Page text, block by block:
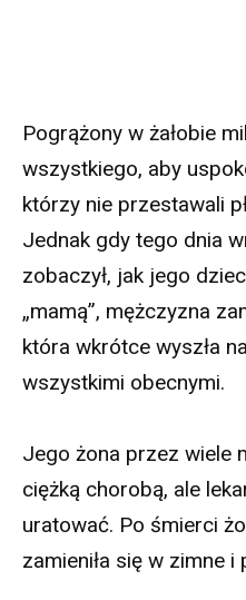
Pogrążony w żałobie
wszystkiego, aby
którzy nie przestawali
Jednak gdy tego dnia
zobaczył, jak jego
„mamą”, mężczyzna
która wkrótce wyszła
wszystkimi obecnymi.
Jego żona przez wiele
ciężką chorobą, ale
uratować. Po śmierci
zamieniła się w zimne i